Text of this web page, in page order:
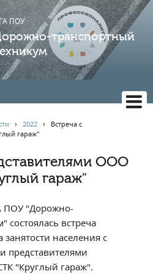
ПОУ
транспортный
›2022 › Встреча с
гараж"
ООО
гараж"
ПОУ "Дорожно-
состоялась встреча
населения с
представителями
"Круглый гараж".